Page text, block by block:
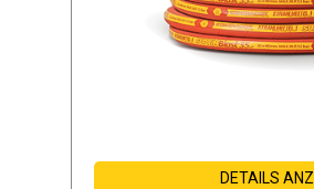
DETAILS